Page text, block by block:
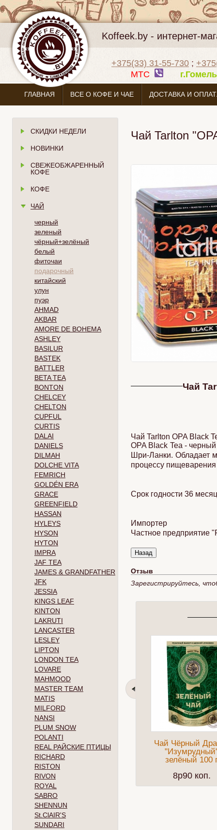
Koffeek.by - интернет-
+375(33) 31-55-730 ;
МТС
ГЛАВНАЯ ВСЕ О КОФЕ И ЧАЕ ДОСТАВКА И
СКИДКИ НЕДЕЛИ
НОВИНКИ
СВЕЖЕОБЖАРЕННЫЙ
КОФЕ
КОФЕ
ЧАЙ
черный
зеленый
чёрный+зелёный
белый
фиточаи
подарочный
китайский
улун
пуэр
AHMAD
AKBAR
AMORE DE BOHEMA
ASHLEY
BASILUR
BASTEK
BATTLER
BETA TEA
BONTON
CHELCEY
CHELTON
CUPFUL
CURTIS
DALAI
DANIELS
DILMAH
DOLCHE VITA
FEMRICH
GOLDÉN ERA
GRACE
GREENFIELD
HASSAN
HYLEYS
HYSON
HYTON
IMPRA
JAF TEA
JAMES & GRANDFATHER
JFK
JESSIA
KINGS LEAF
KINTON
LAKRUTI
LANCASTER
LESLEY
LIPTON
LONDON TEA
LOVARE
MAHMOOD
MASTER TEAM
MATIS
MILFORD
NANSI
PLUM SNOW
POLANTI
REAL РАЙСКИЕ ПТИЦЫ
RICHARD
RISTON
RIVON
ROYAL
SABRO
SHENNUN
St.ClAIR'S
SUNDARI
Чай Tarlton
Чай
Чай Tarlton OPA Black
OPA Black Tea -
Шри-Ланки. Обладает
процессу
Срок годности 36
Импортер
Частное предприятие
Отзыв
Зарегистрируйтесь,
Чай Чёрный
зелёный 100
8p90 коп.